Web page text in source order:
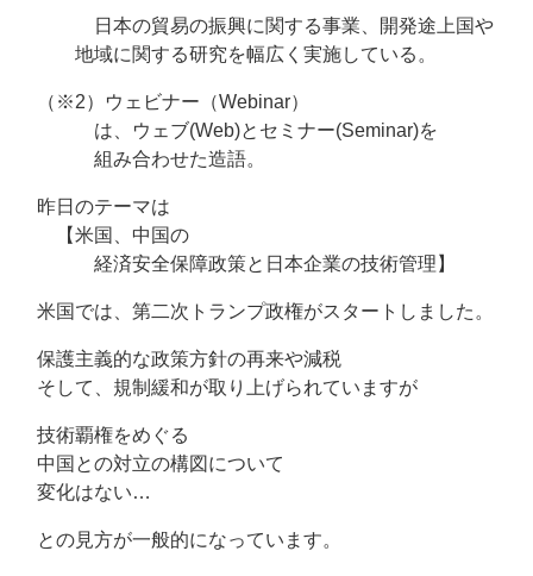
日本の貿易の振興に関する事業、開発途上国や
地域に関する研究を幅広く実施している。
（※2）ウェビナー（Webinar）
は、ウェブ(Web)とセミナー(Seminar)を
組み合わせた造語。
昨日のテーマは
【米国、中国の
経済安全保障政策と日本企業の技術管理】
米国では、第二次トランプ政権がスタートしました。
保護主義的な政策方針の再来や減税
そして、規制緩和が取り上げられていますが
技術覇権をめぐる
中国との対立の構図について
変化はない…
との見方が一般的になっています。